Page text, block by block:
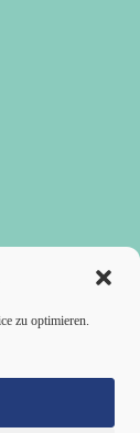
zu optimieren.